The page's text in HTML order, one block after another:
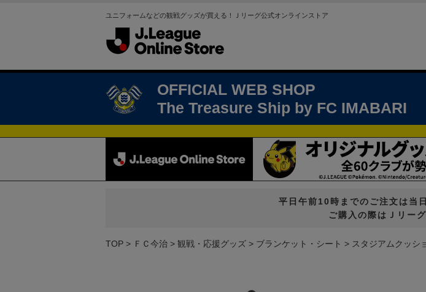
ユニフォームなどの観戦グッズが買える！Ｊリーグ公式オンラインストア
OFFICIAL WEB SHOP
The Treasure Ship by FC IMABARI
平日午前10時までのご注文は当
ご購入の際はＪリー
TOP ＦＣ今治 観戦・応援グッズ ブランケット・シート スタジアムクッシ